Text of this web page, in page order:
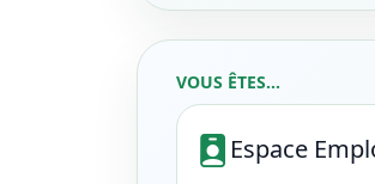
VOUS ÊTES...
Espace